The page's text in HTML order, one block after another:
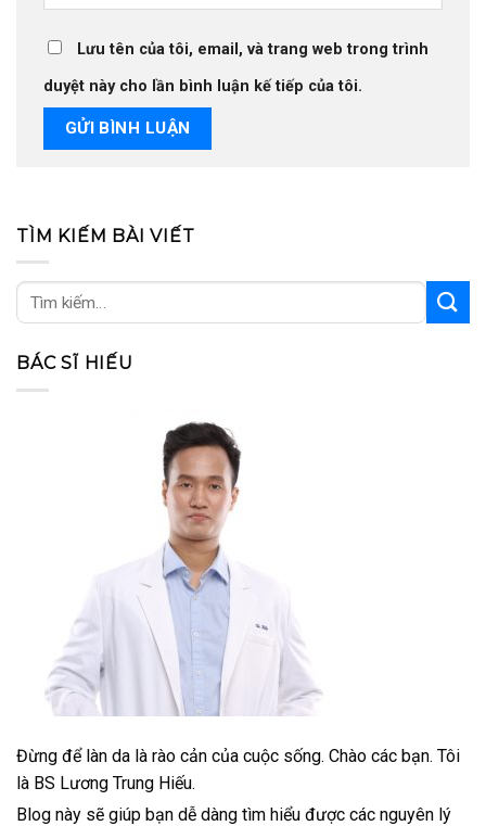
Lưu tên của tôi, email, và trang web trong trình
duyệt này cho lần bình luận kế tiếp của tôi.
TÌM KIẾM BÀI VIẾT
BÁC SĨ HIẾU
Đừng để làn da là rào cản của cuộc sống. Chào các bạn. Tôi
là BS Lương Trung Hiếu.
Blog này sẽ giúp bạn dễ dàng tìm hiểu được các nguyên lý